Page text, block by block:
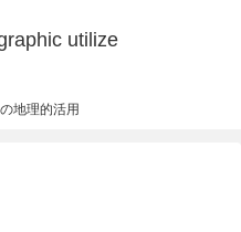
utilize
地理的活用